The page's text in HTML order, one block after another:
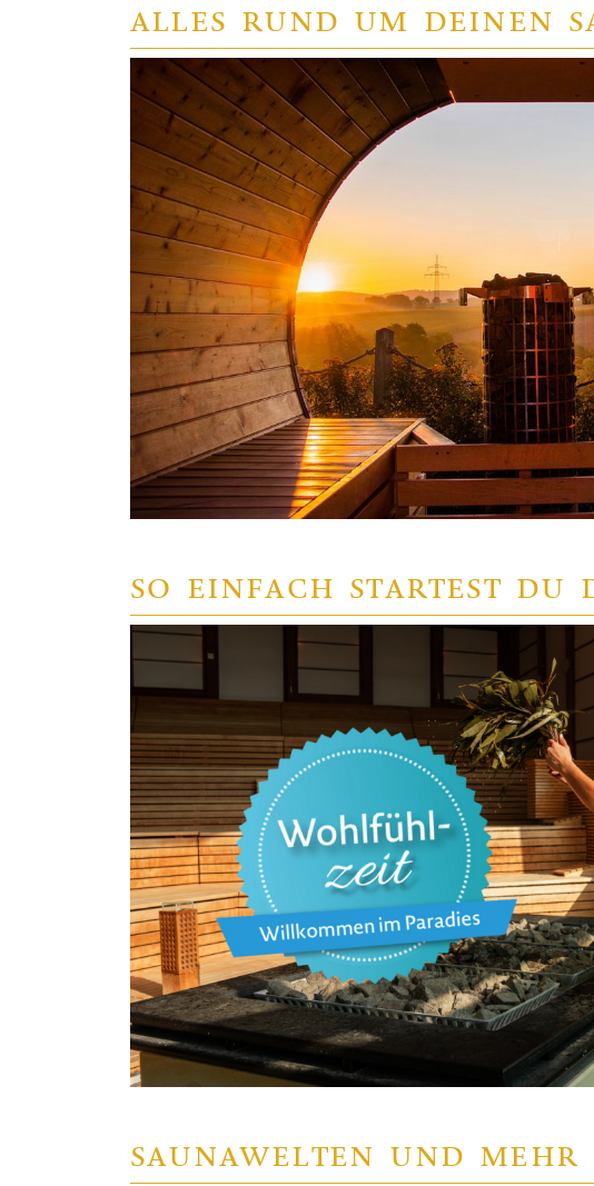
ALLES RUND UM DEINEN
SO EINFACH STARTEST DU
SAUNAWELTEN UND MEHR